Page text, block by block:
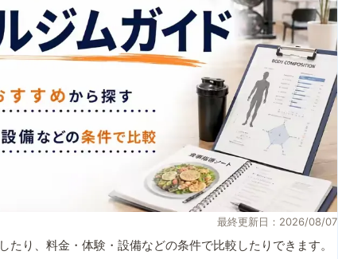
最終更新日：2026/08/07
り、料金・体験・設備などの条件で比較したりできます。